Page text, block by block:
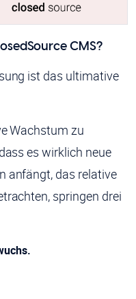
CMS?
ist das ultimative
Wachstum zu
es wirklich neue
anfängt, das relative
springen drei